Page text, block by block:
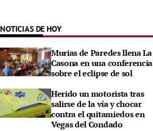
NOTICIAS DE HOY
Murias de Paredes llena La
Casona en una conferencia
sobre el eclipse de sol
Herido un motorista tras
salirse de la vía y chocar
contra el quitamiedos en
Vegas del Condado